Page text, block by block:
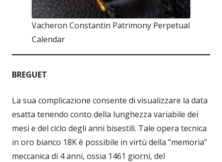
Vacheron Constantin Patrimony Perpetual
Calendar
BREGUET
La sua complicazione consente di visualizzare la data
esatta tenendo conto della lunghezza variabile dei
mesi e del ciclo degli anni bisestili. Tale opera tecnica
in oro bianco 18K è possibile in virtù della “memoria”
meccanica di 4 anni, ossia 1461 giorni, del